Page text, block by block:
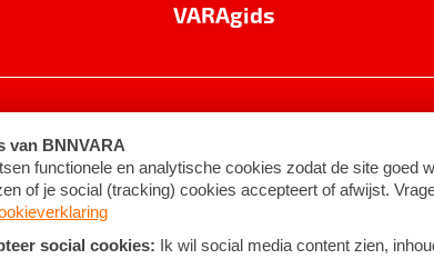
VARAgids
voorwaarden ©2026BNNVARA